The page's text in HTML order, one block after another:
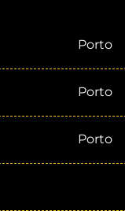
Porto
Porto
Porto